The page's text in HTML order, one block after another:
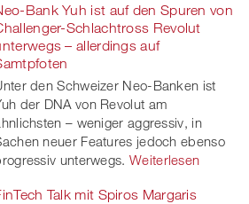
Bank Yuh ist auf den Spuren von
Schlachtross Revolut
– allerdings auf
den Schweizer Neo-Banken ist
der DNA von Revolut am
– weniger aggressiv, in
neuer Features jedoch ebenso
unterwegs. Weiterlesen
Talk mit Spiros Margaris